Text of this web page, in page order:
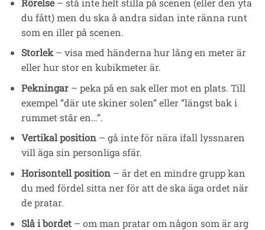
du fått) men du ska å andra sidan inte ränna runt
som en iller på scenen.
Storlek– visa med händerna hur lång en meter är
eller hur stor en kubikmeter är.
Pekningar – peka på en sak eller mot en plats. Till
exempel ”där ute skiner solen” eller ”längst bak i
rummet står en…”.
Vertikal position– gå inte för nära ifall lyssnaren
vill äga sin personliga sfär.
Horisontell position– är det en mindre grupp kan
du med fördel sitta ner för att de ska äga ordet när
de pratar.
Slå i bordet– om man pratar om någon som är arg